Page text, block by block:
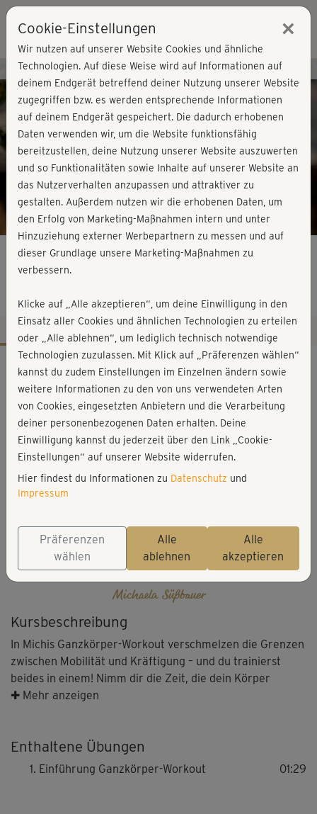
Play
Video
Kursvorschau - Jetzt mitmachen!
Ganzkörper-Workout - Einführung
Kursbeschreibung
In Michis Ganzkörper-Workout verschmelzen die Grenzen
zwischen Mobilität und Kräftigung – und du trainierst
beides in einem! Nimm dir die Zeit, die dein Körper
braucht, um sich an die vielleicht neuen
trainieren – dann steht stärkeren Muskeln und mehr
Beweglichkeit nichts mehr im Wege!
✚ Mehr anzeigen
Enthaltene Übungen
Einführung Ganzkörper-Workout 01:29
Workout-Facts
mittelschwer
1 Min
Michaela Süßbauer
Michaela Süßbauer
Cookie-Einstellungen ×
Wir nutzen auf unserer Website Cookies und ähnliche
Technologien. Auf diese Weise wird auf Informationen auf
deinem Endgerät betreffend deiner Nutzung unserer Website
zugegriffen bzw. es werden entsprechende Informationen
auf deinem Endgerät gespeichert. Die dadurch erhobenen
Daten verwenden wir, um die Website funktionsfähig
bereitzustellen, deine Nutzung unserer Website auszuwerten
und so Funktionalitäten sowie Inhalte auf unserer Website an
das Nutzerverhalten anzupassen und attraktiver zu
gestalten. Außerdem nutzen wir die erhobenen Daten, um
den Erfolg von Marketing-Maßnahmen intern und unter
Hinzuziehung externer Werbepartnern zu messen und auf
dieser Grundlage unsere Marketing-Maßnahmen zu
verbessern.
Klicke auf „Alle akzeptieren“, um deine Einwilligung in den
Einsatz aller Cookies und ähnlichen Technologien zu erteilen
oder „Alle ablehnen“, um lediglich technisch notwendige
Technologien zuzulassen. Mit Klick auf „Präferenzen wählen“
kannst du zudem Einstellungen im Einzelnen ändern sowie
weitere Informationen zu den von uns verwendeten Arten
von Cookies, eingesetzten Anbietern und die Verarbeitung
deiner personenbezogenen Daten erhalten. Deine
Einwilligung kannst du jederzeit über den Link „Cookie-
Einstellungen“ auf unserer Website widerrufen.
Hier findest du Informationen zu Datenschutz und
Impressum
Präferenzen
wählen
Alle
ablehnen
Alle
akzeptieren